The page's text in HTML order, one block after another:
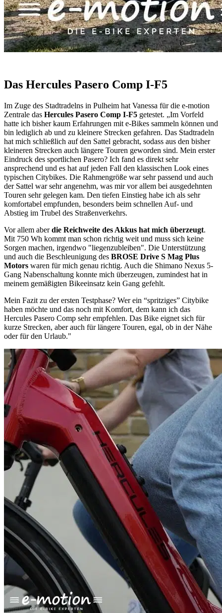
Das Hercules Pasero Comp I-F5
Im Zuge des Stadtradelns in Pulheim hat Vanessa für die e-motion
Zentrale das Hercules Pasero Comp I-F5 getestet. „Im Vorfeld
hatte ich bisher kaum Erfahrungen mit e-Bikes sammeln können und
bin lediglich ab und zu kleinere Strecken gefahren. Das Stadtradeln
hat mich schließlich auf den Sattel gebracht, sodass aus den bisher
kleineren Strecken auch längere Touren geworden sind. Mein erster
Eindruck des sportlichen Pasero? Ich fand es direkt sehr
ansprechend und es hat auf jeden Fall den klassischen Look eines
typischen Citybikes. Die Rahmengröße war sehr passend und auch
der Sattel war sehr angenehm, was mir vor allem bei ausgedehnten
Touren sehr gelegen kam. Den tiefen Einstieg habe ich als sehr
komfortabel empfunden, besonders beim schnellen Auf- und
Abstieg im Trubel des Straßenverkehrs.
Vor allem aberdie Reichweite des Akkus hat mich überzeugt.
Mit 750 Wh kommt man schon richtig weit und muss sich keine
Sorgen machen, irgendwo "liegenzubleiben". Die Unterstützung
und auch die Beschleunigung des BROSE Drive S Mag Plus
Motors waren für mich genau richtig. Auch die Shimano Nexus 5-
Gang Nabenschaltung konnte mich überzeugen, zumindest hat in
meinem gemäßigten Bikeeinsatz kein Gang gefehlt.
Mein Fazit zu der ersten Testphase? Wer ein “spritziges” Citybike
haben möchte und das noch mit Komfort, dem kann ich das
Hercules Pasero Comp sehr empfehlen. Das Bike eignet sich für
kurze Strecken, aber auch für längere Touren, egal, ob in der Nähe
oder für den Urlaub."